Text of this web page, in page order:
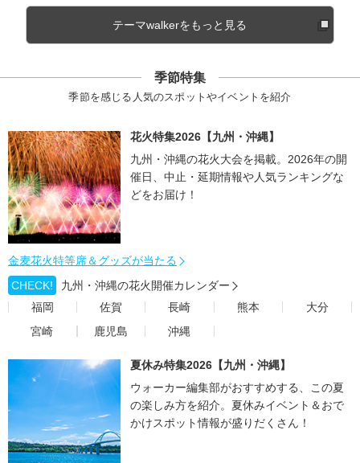
テーマwalkerをもっと見る
季節特集
季節を感じる人気のスポットやイベントを紹介
花火特集2026【九州・沖縄】
九州・沖縄の花火大会を掲載。2026年の開
催日、中止・延期情報や人気ランキングな
どをお届け！
金麦花火特等席＆グッズが当たる
CHECK!
九州・沖縄の花火開催カレンダー
福岡
佐賀 長崎 熊本
大分
宮崎
鹿児島 沖縄
夏休み特集2026【九州・沖縄】
ウォーカー編集部がおすすめする、この夏
の楽しみ方を紹介。夏休みイベント＆おで
かけスポット情報が盛りだくさん！